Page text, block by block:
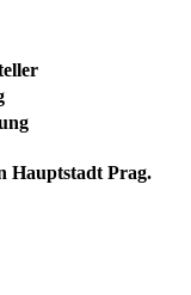
Hauptstadt Prag.